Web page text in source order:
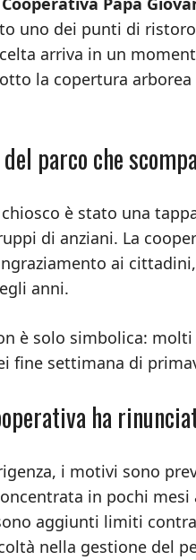
uno dei punti di
arriva in un
la copertura
parco che
è stato una
di anziani. La
ai
anni.
è solo simbolica:
fine settimana di
ha
i motivi sono
in pochi
aggiunti limiti
nella gestione del